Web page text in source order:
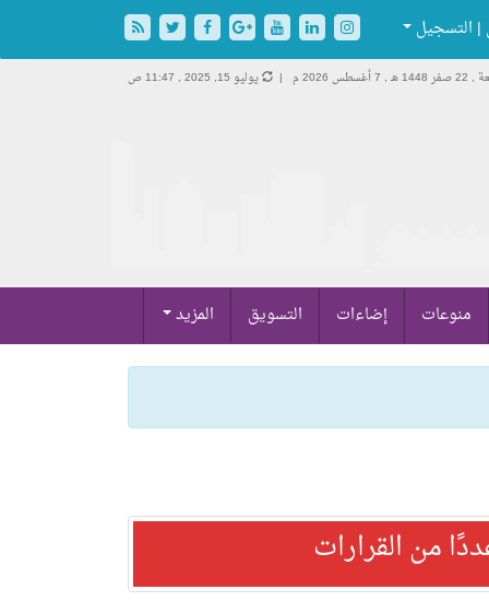
التسجيل
هـ , 7 أغسطس 2026 م | يوليو 15, 2025 , 11:47 ص
منوعات إضاءات التسويق المزيد
من القرارات